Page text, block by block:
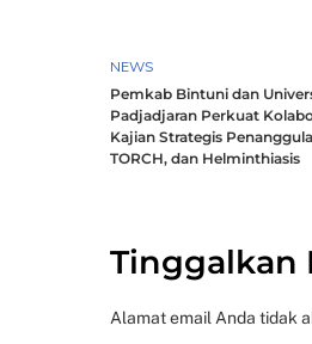
NEWS
Pemkab Bintuni dan
Padjadjaran Perkuat
Kajian Strategis
TORCH, dan Helminthiasis
Tinggalkan
Alamat email Anda tidak